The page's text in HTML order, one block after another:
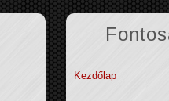
Kezdőlap